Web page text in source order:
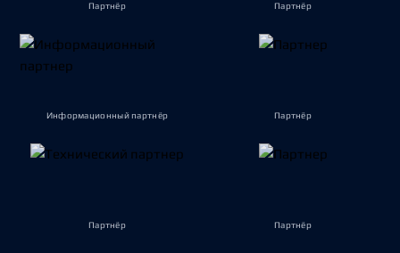
Партнёр Партнёр
Информационный партнёр Партнёр
Партнёр Партнёр